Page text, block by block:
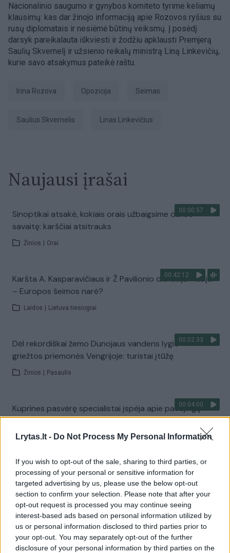
Lrytas.lt - Do Not Process My Personal Information
If you wish to opt-out of the sale, sharing to third parties, or
processing of your personal or sensitive information for
targeted advertising by us, please use the below opt-out
section to confirm your selection. Please note that after your
opt-out request is processed you may continue seeing
interest-based ads based on personal information utilized by
us or personal information disclosed to third parties prior to
your opt-out. You may separately opt-out of the further
disclosure of your personal information by third parties on the
Nacionalinio saugumo ir gynybos komiteto tyrime keliamų
klausimų: kas dar žinojo informaciją apie Rozovos ryšius su
rusų diplomatais ir nesiėmė būtinų veiksmų. Į posėdį
darsyk pareikalauta iškviesti ir žodžiu apklausti Premjerą
Saulių Skvernelį ir užsienio reikalų ministrą Liną Linkevičių,
kurie savo atsakymus pateikė raštu.
Irina Rozova opozicija Seimas
Saulius Skvernelis Linas Linkevičius
Naujausi įrašai
00:00:57
Sinoptikai atsakė, kokiais orais užbaigsime darbo
savaitę: karščiai atsitrauks
Žinios Orai
00:42:12
Karšta A. Kasparavičiaus ir Ž Pavilionio diskusija: Rusija
– Europos šeimos narė?
Laidos Lietuva tiesiogiai
00:02:33
Dėl rekordiškai žemo Dunojaus vandens lygio –
griežtos priemonės Vengrijoje: turistai įtūžę
Žinios Pasaulis
00:04:00
Kuprines pasvėrę specialistai įspėja apie pavojingą
įprotį: tą daro daugiau nei pusė pradinukų
Žinios | Lietuvos diena
Visi įrašai
Žiūrimiausi įrašai